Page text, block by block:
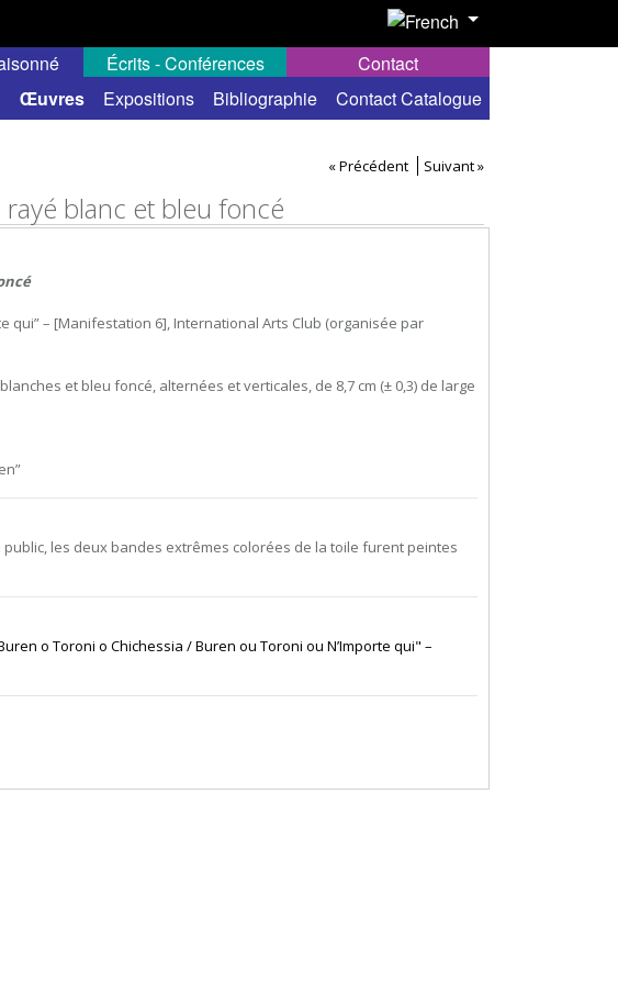
Œuvres Expositions Bibliographie Contact Catalogue
Écrits - Conférences Contact
« Précédent Suivant »
blanc et bleu foncé
qui” – [Manifestation 6], International Arts Club (organisée par
et bleu foncé, alternées et verticales, de 8,7 cm (± 0,3) de large
les deux bandes extrêmes colorées de la toile furent peintes
o Toroni o Chichessia / Buren ou Toroni ou N’Importe qui" –